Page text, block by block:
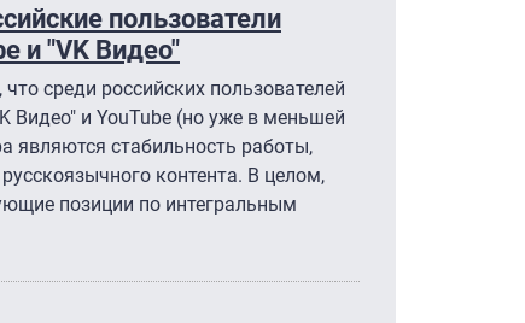
пользователи
и "VK Видео"
среди российских пользователей
Видео" и YouTube (но уже в меньшей
являются стабильность работы,
контента. В целом,
позиции по интегральным